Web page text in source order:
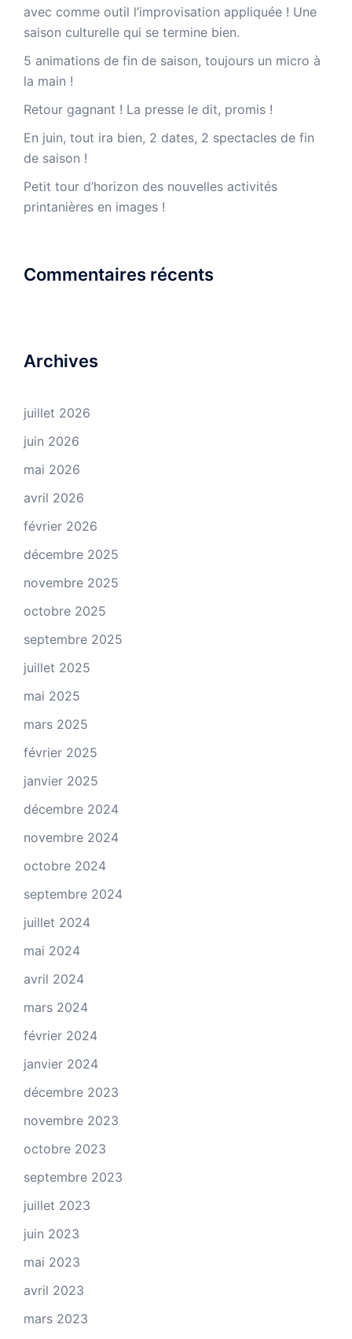
avec comme outil l’improvisation appliquée ! Une
saison culturelle qui se termine bien.
5 animations de fin de saison, toujours un micro à
la main !
Retour gagnant ! La presse le dit, promis !
En juin, tout ira bien, 2 dates, 2 spectacles de fin
de saison !
Petit tour d’horizon des nouvelles activités
printanières en images !
Commentaires récents
Archives
juillet 2026
juin 2026
mai 2026
avril 2026
février 2026
décembre 2025
novembre 2025
octobre 2025
septembre 2025
juillet 2025
mai 2025
mars 2025
février 2025
janvier 2025
décembre 2024
novembre 2024
octobre 2024
septembre 2024
juillet 2024
mai 2024
avril 2024
mars 2024
février 2024
janvier 2024
décembre 2023
novembre 2023
octobre 2023
septembre 2023
juillet 2023
juin 2023
mai 2023
avril 2023
mars 2023